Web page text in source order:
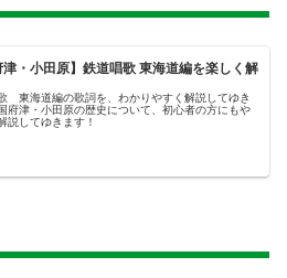
津・小田原】鉄道唱歌 東海道編を楽しく解
東海道編の歌詞を、わかりやすく解説してゆき
府津・小田原の歴史について、初心者の方にもや
説してゆきます！